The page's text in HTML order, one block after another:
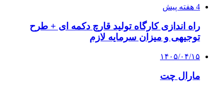
4 هفته پیش
راه اندازی کارگاه تولید قارچ دکمه ای + طرح
توجیهی و میزان سرمایه لازم
۱۴۰۵/۰۴/۱۵
مارال چت